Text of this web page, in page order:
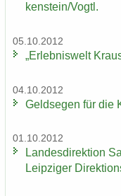
ken­stein/Vogtl.
05.10.2012
„Er­leb­nis­welt
04.10.2012
Geld­se­gen für die
01.10.2012
Lan­des­di­rek­ti­on
Leip­zi­ger